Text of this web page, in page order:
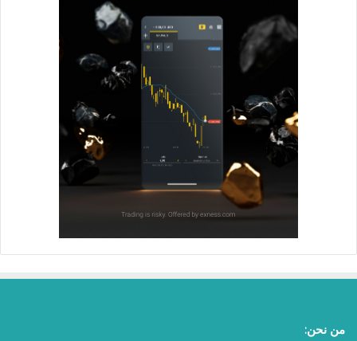
من نحن: